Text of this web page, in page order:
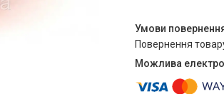
повернення